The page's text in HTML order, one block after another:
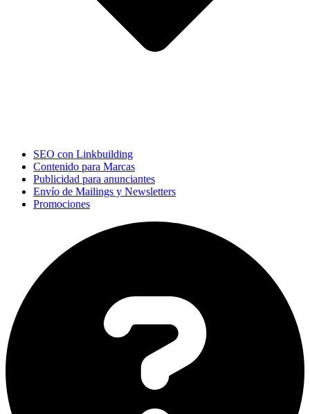
SEO con Linkbuilding
Contenido para Marcas
Publicidad para anunciantes
Envío de Mailings y Newsletters
Promociones